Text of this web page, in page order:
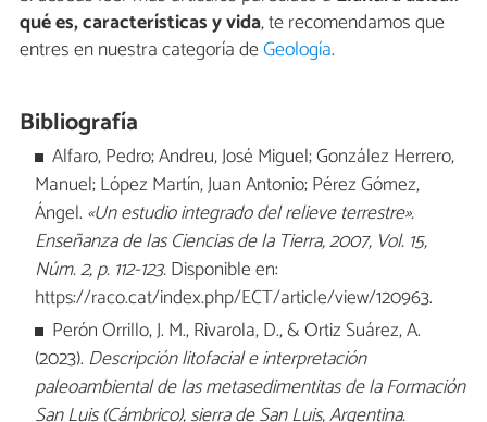
qué es, características y vida, te recomendamos que
entres en nuestra categoría deGeología.
Bibliografía
Alfaro, Pedro; Andreu, José Miguel; González Herrero,
Manuel; López Martín, Juan Antonio; Pérez Gómez,
Ángel. «Un estudio integrado del relieve terrestre».
Enseñanza de las Ciencias de la Tierra, 2007, Vol. 15,
Núm. 2, p. 112-123.Disponible en:
https://raco.cat/index.php/ECT/article/view/120963.
Perón Orrillo, J. M., Rivarola, D., & Ortiz Suárez, A.
(2023). Descripción litofacial e interpretación
paleoambiental de las metasedimentitas de la Formación